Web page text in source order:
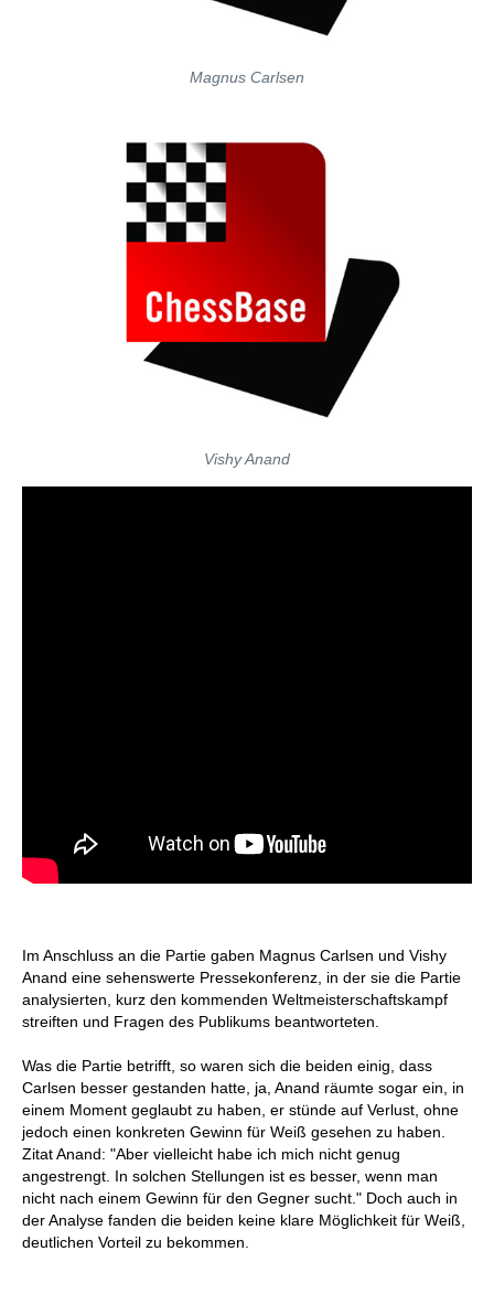
Magnus Carlsen
Vishy Anand
Im Anschluss an die Partie gaben Magnus Carlsen und Vishy
Anand eine sehenswerte Pressekonferenz, in der sie die Partie
analysierten, kurz den kommenden Weltmeisterschaftskampf
streiften und Fragen des Publikums beantworteten.
Was die Partie betrifft, so waren sich die beiden einig, dass
Carlsen besser gestanden hatte, ja, Anand räumte sogar ein, in
einem Moment geglaubt zu haben, er stünde auf Verlust, ohne
jedoch einen konkreten Gewinn für Weiß gesehen zu haben.
Zitat Anand: "Aber vielleicht habe ich mich nicht genug
angestrengt. In solchen Stellungen ist es besser, wenn man
nicht nach einem Gewinn für den Gegner sucht." Doch auch in
der Analyse fanden die beiden keine klare Möglichkeit für Weiß,
deutlichen Vorteil zu bekommen.